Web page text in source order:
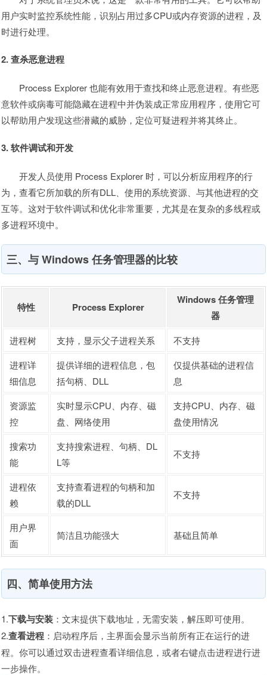
用户实时监控系统性能，识别占用过多CPU或内存资源的进程，及
时进行处理。
2. 查杀恶意进程
Process Explorer 也能有效用于查找和终止恶意进程。有些恶
意软件或病毒可能隐藏在进程中并伪装成正常应用程序，使用它可
以帮助用户发现这些潜藏的威胁，定位可疑进程并将其终止。
3. 软件调试和开发
开发人员使用 Process Explorer 时，可以分析应用程序的行
为，查看它所加载的所有DLL、使用的系统资源、与其他进程的交
互等。这对于软件调试和优化非常重要，尤其是在复杂的多线程或
多进程环境中。
三、与 Windows 任务管理器的比较
特性 Process Explorer
Windows 任务管理
器
进程树 支持，显示父子进程关系
不支持
进程详
细信息
提供详细的进程信息，包
括句柄、DLL
仅提供基础的进程信
息
资源监
控
实时显示CPU、内存、磁
盘、网络使用
支持CPU、内存、磁
盘使用情况
搜索功
能
支持搜索进程、句柄、DL
L等
不支持
进程依
赖
支持查看进程的句柄和加
载的DLL
不支持
用户界
面
简洁且功能强大 基础且简单
四、简单使用方法
1.下载与安装 ：文末提供下载地址，无需安装，解压即可使用。
2.查看进程 ：启动程序后，主界面会显示当前所有正在运行的进
程。你可以通过双击进程查看详细信息，或者右键点击进程进行进
一步操作。